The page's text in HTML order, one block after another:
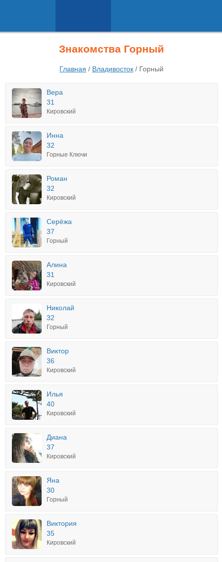
Знакомства Горный
Главная / Владивосток / Горный
Вера
31
Кировский
Инна
32
Горные Ключи
Роман
32
Кировский
Серёжа
37
Горный
Алина
31
Кировский
Николай
32
Горный
Виктор
36
Кировский
Илья
40
Кировский
Диана
37
Кировский
Яна
30
Горный
Виктория
35
Кировский